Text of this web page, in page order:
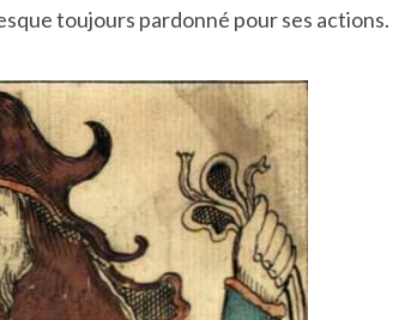
toujours pardonné pour ses actions.